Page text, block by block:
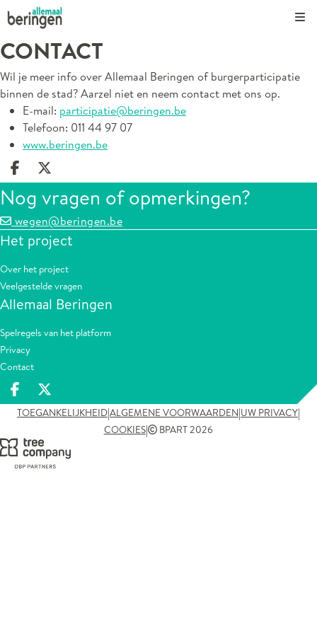
CONTACT
Wil je meer info over Allemaal Beringen of burgerparticipatie
binnen de stad? Aarzel niet en neem contact met ons op.
E-mail: participatie@beringen.be
Telefoon: 011 44 97 07
www.beringen.be
Deel op facebook
Deel op X
Nog vragen of opmerkingen?
wegen@beringen.be
Het project
Over het project
Veelgestelde vragen
Allemaal Beringen
Spelregels van het platform
Privacy
Contact
Deel op facebook
Deel op X
TOEGANKELIJKHEID|ALGEMENE VOORWAARDEN|UW PRIVACY|
COOKIES| BPART 2026